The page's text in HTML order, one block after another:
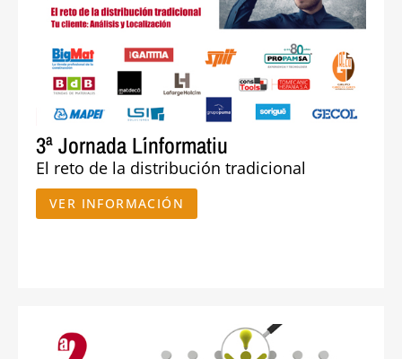
3ª Jornada L´informatiu
El reto de la distribución tradicional
VER INFORMACIÓN